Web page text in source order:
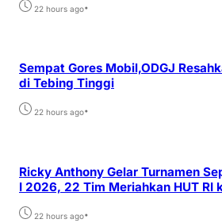
22 hours ago•
Sempat Gores Mobil,ODGJ
di Tebing Tinggi
22 hours ago•
Ricky Anthony Gelar Turnamen
I 2026, 22 Tim Meriahkan HUT RI
22 hours ago•